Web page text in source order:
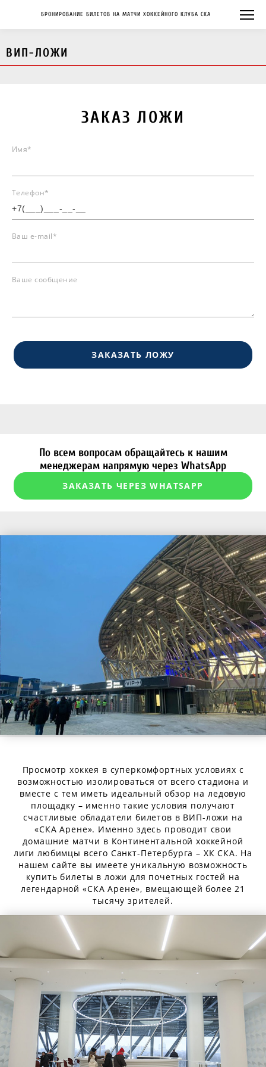
БРОНИРОВАНИЕ БИЛЕТОВ НА МАТЧИ ХОККЕЙНОГО КЛУБА СКА
ВИП-ЛОЖИ
ЗАКАЗ ЛОЖИ
Имя*
Телефон*
Ваш e-mail*
Ваше сообщение
ЗАКАЗАТЬ ЛОЖУ
По всем вопросам обращайтесь к нашим
менеджерам напрямую через WhatsApp
ЗАКАЗАТЬ ЧЕРЕЗ WHATSAPP
Просмотр хоккея в суперкомфортных условиях с
возможностью изолироваться от всего стадиона и
вместе с тем иметь идеальный обзор на ледовую
площадку – именно такие условия получают
счастливые обладатели билетов в ВИП-ложи на
«СКА Арене». Именно здесь проводит свои
домашние матчи в Континентальной хоккейной
лиги любимцы всего Санкт-Петербурга – ХК СКА. На
нашем сайте вы имеете уникальную возможность
купить билеты в ложи для почетных гостей на
легендарной «СКА Арене», вмещающей более 21
тысячу зрителей.